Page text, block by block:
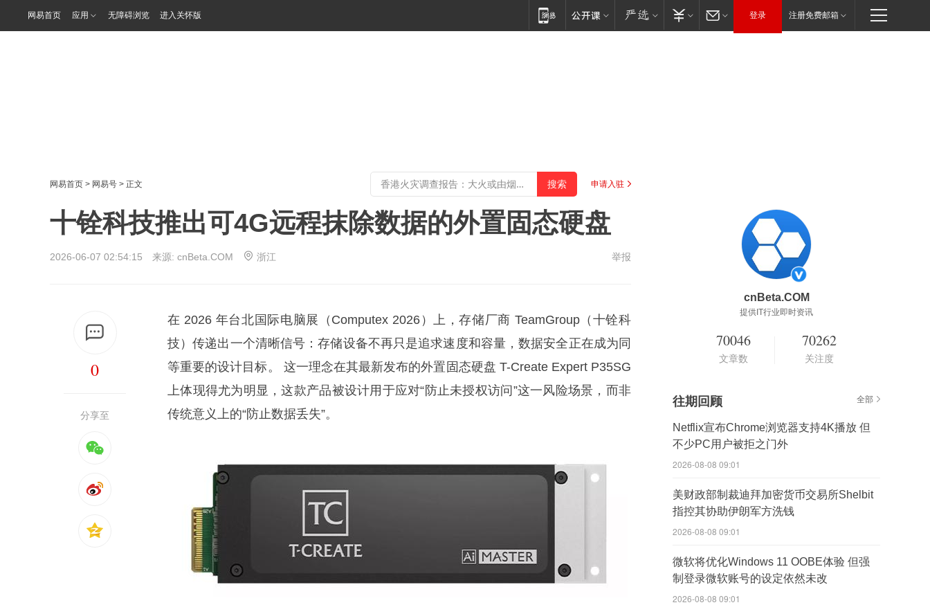
网易首页 应用 无障碍浏览 进入关怀版 登录 注册免费邮箱
网易首页 > 网易号 > 正文 申请入驻
十铨科技推出可4G远程抹除数据的外置固态硬盘
2026-06-07 02:54:15 来源: cnBeta.COM 浙江 举报
0
分享至
在 2026 年台北国际电脑展（Computex 2026）上，存储厂商 TeamGroup（十铨科
技）传递出一个清晰信号：存储设备不再只是追求速度和容量，数据安全正在成为同
等重要的设计目标。 这一理念在其最新发布的外置固态硬盘 T-Create Expert P35SG
上体现得尤为明显，这款产品被设计用于应对“防止未授权访问”这一风险场景，而非
传统意义上的“防止数据丢失”。
cnBeta.COM
提供IT行业即时资讯
70046
文章数
70262
关注度
往期回顾 全部
Netflix宣布Chrome浏览器支持4K播放 但
不少PC用户被拒之门外
2026-08-08 09:01
美财政部制裁迪拜加密货币交易所Shelbit
指控其协助伊朗军方洗钱
2026-08-08 09:01
微软将优化Windows 11 OOBE体验 但强
制登录微软账号的设定依然未改
2026-08-08 09:01